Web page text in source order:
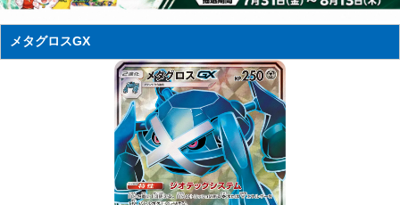
メタグロスGX